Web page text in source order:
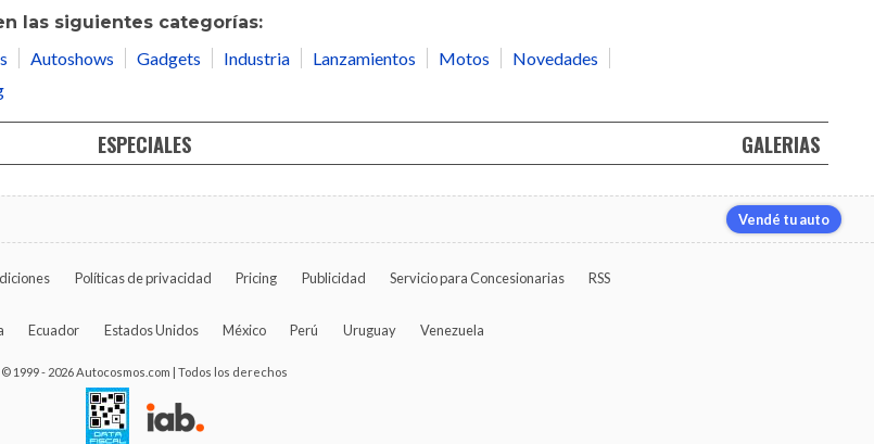
las siguientes categorías:
Autoshows Gadgets Industria Lanzamientos Motos
Novedades
ESPECIALES GALERIAS
Vendé tu auto
Políticas de privacidad Pricing Publicidad Servicio para Concesionarias RSS
Ecuador Estados Unidos México Perú Uruguay Venezuela
© 1999 - 2026 Autocosmos.com | Todos los derechos